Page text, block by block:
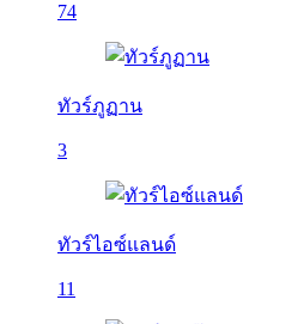
74
ทัวร์ภูฏาน
3
ทัวร์ไอซ์แลนด์
11